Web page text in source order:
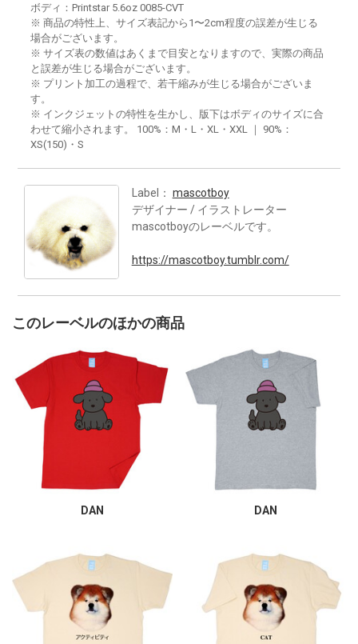
ボディ：Printstar 5.6oz 0085-CVT
※ 商品の特性上、サイズ表記から1〜2cm程度の誤差が生じる
場合がございます。
※ サイズ表の数値はあくまで目安となりますので、実際の商品
と誤差が生じる場合がございます。
※ プリント加工の過程で、若干縮みが生じる場合がございま
す。
※ インクジェットの特性を生かし、版下はボディのサイズに合
わせて縮小されます。 100%：M・L・XL・XXL ｜ 90%：
XS(150)・S
Label： mascotboy
デザイナー / イラストレーター
mascotboyのレーベルです。
https://mascotboy.tumblr.com/
このレーベルのほかの商品
DAN DAN